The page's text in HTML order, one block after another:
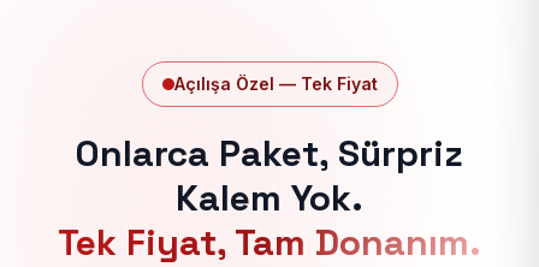
Açılışa Özel — Tek Fiyat
Onlarca Paket, Sürpriz
Kalem Yok.
Tek Fiyat, Tam Donanım.